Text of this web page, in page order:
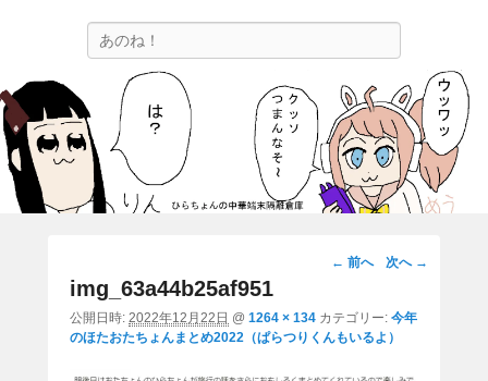
ひらちょんの中華端末隔離倉庫
ほたがページ上部にある検索バーを消してくれたサイトです。
画
ビ
← 前へ 次へ →
img_63a44b25af951
公開日時: 2022年12月22日 @ 1264 × 134 カテゴリー: 今年
のほたおたちょんまとめ2022（ぱらつりくんもいるよ）